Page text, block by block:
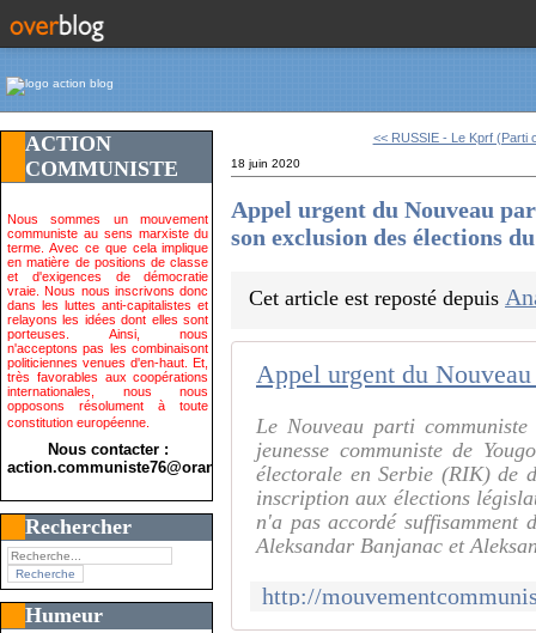
ACTION
COMMUNISTE
Nous sommes un mouvement
communiste au sens marxiste du
terme. Avec ce que cela implique
en matière de positions de classe
et d'exigences de démocratie
vraie. Nous nous inscrivons donc
dans les luttes anti-capitalistes et
relayons les idées dont elles sont
porteuses. Ainsi, nous
n'acceptons pas les combinaisont
politiciennes venues d'en-haut. Et,
très favorables aux coopérations
internationales, nous nous
opposons résolument à toute
constitution européenne.
Nous contacter :
action.communiste76@orange.fr>
Rechercher
Humeur
<< RUSSIE - Le Kprf (Parti
18 juin 2020
Appel urgent du Nouveau
son exclusion des élections
Cet article est reposté depuis
Le Nouveau parti
jeunesse communiste de
électorale en Serbie (RIK) de
inscription aux élections
n'a pas accordé suffisamment
Aleksandar Banjanac et